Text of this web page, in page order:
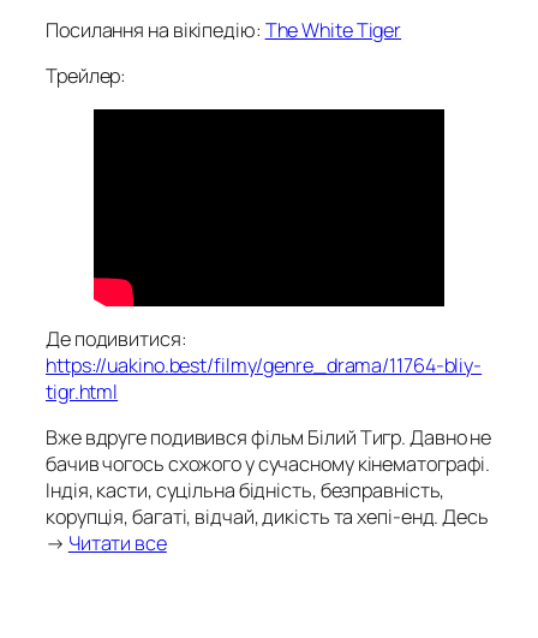
Посилання на вікіпедію: The White Tiger
Трейлер:
Де подивитися:
https://uakino.best/filmy/genre_drama/11764-bliy-
tigr.html
Вже вдруге подивився фільм Білий Тигр. Давно не
бачив чогось схожого у сучасному кінематографі.
Індія, касти, суцільна бідність, безправність,
корупція, багаті, відчай, дикість та хепі-енд. Десь
→ Читати все